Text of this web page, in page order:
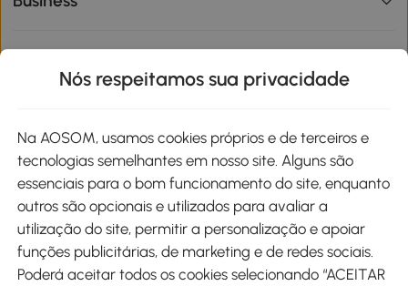
Métodos de pagamento
Nós respeitamos sua privacidade
Na AOSOM, usamos cookies próprios e de terceiros e
tecnologias semelhantes em nosso site. Alguns são
essenciais para o bom funcionamento do site, enquanto
outros são opcionais e utilizados para avaliar a
utilização do site, permitir a personalização e apoiar
funções publicitárias, de marketing e de redes sociais.
Poderá aceitar todos os cookies selecionando “ACEITAR